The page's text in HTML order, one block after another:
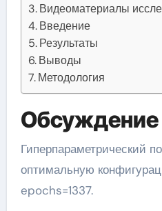
Видеоматериалы
Введение
Результаты
Выводы
Методология
Обсуждение
Гиперпараметрический поиск по сетке выявил
оптимальную
epochs=1337.